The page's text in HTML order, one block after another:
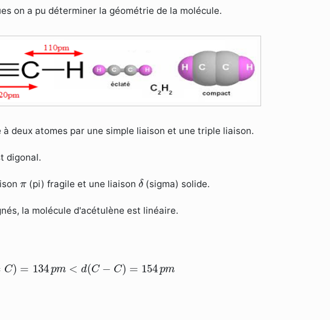
on a pu déterminer la géométrie de la molécule.
deux atomes par une simple liaison et une triple liaison.
digonal.
π
π (pi) fragile et une liaisonδδ(sigma) solide.
la molécule d'acétulène est linéaire.
C) = 134 pm < d(C − C) = 154 pm
134 <d( =154 m